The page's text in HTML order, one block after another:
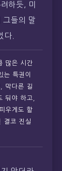
하듯, 미
그들의 말
다.
많은 시간
특권이
막다른 길
둬야 하고,
우게도 할
결코 진실